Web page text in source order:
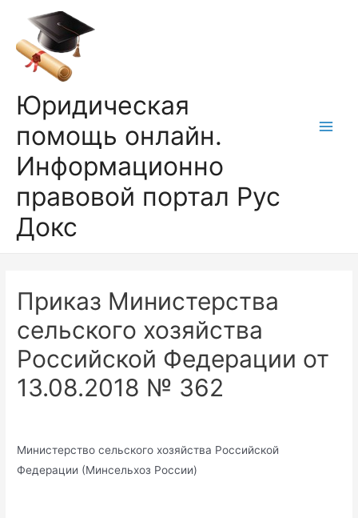
содержимому
Юридическая
помощь онлайн.
Информационно
правовой портал Рус
Докс
Приказ Министерства
сельского хозяйства
Российской Федерации от
13.08.2018 № 362
Министерство сельского хозяйства Российской
Федерации (Минсельхоз России)